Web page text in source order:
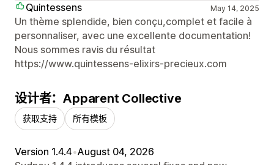
Quintessens May 14, 2025
Un thème splendide, bien conçu,complet et facile à
personnaliser, avec une excellente documentation!
Nous sommes ravis du résultat
https://www.quintessens-elixirs-precieux.com
设计者：Apparent Collective
获取支持 所有模板
Version 1.4.4•August 04, 2026